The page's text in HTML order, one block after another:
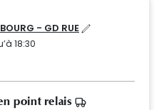
- GD RUE
18:30
point relais